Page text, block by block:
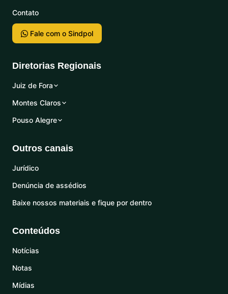
Contato
Fale com o Sindpol
Diretorias Regionais
Juiz de Fora
Montes Claros
Pouso Alegre
Outros canais
Jurídico
Denúncia de assédios
Baixe nossos materiais e fique por dentro
Conteúdos
Notícias
Notas
Mídias